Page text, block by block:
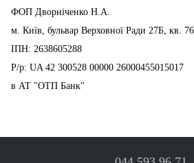
ФОП Дворніченко Н.А.
м. Київ, бульвар Верховної Ради 27Б, кв. 76
ІПН: 2638605288
Р/р: UA 42 300528 00000 26000455015017
в АТ "ОТП Банк"